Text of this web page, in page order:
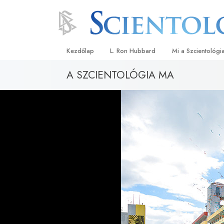
Kezdőlap L. Ron Hubbard Mi a
Hittételek és
Mit mondanak a
Ismerjen meg
Látogatás egy
A Szcientológia
Bevezetés a
A SZCIENTOLÓGIA MA